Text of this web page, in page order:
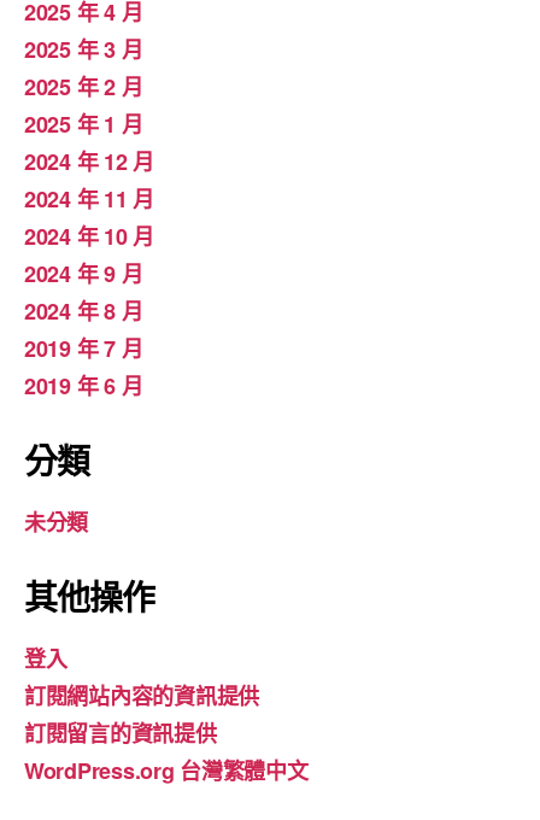
2025 年 4 月
2025 年 3 月
2025 年 2 月
2025 年 1 月
2024 年 12 月
2024 年 11 月
2024 年 10 月
2024 年 9 月
2024 年 8 月
2019 年 7 月
2019 年 6 月
分類
未分類
其他操作
登入
訂閱網站內容的資訊提供
訂閱留言的資訊提供
WordPress.org 台灣繁體中文